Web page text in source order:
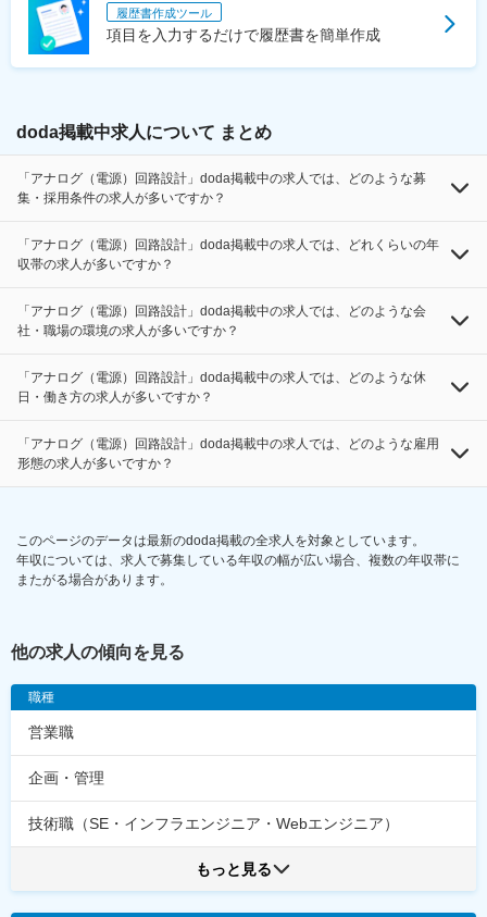
履歴書作成ツール
項目を入力するだけで履歴書を簡単作成
doda掲載中求人について まとめ
「アナログ（電源）回路設計」doda掲載中の求人では、どのような募
集・採用条件の求人が多いですか？
「アナログ（電源）回路設計」doda掲載中の求人では、どれくらいの年
収帯の求人が多いですか？
「アナログ（電源）回路設計」doda掲載中の求人では、どのような会
社・職場の環境の求人が多いですか？
「アナログ（電源）回路設計」doda掲載中の求人では、どのような休
日・働き方の求人が多いですか？
「アナログ（電源）回路設計」doda掲載中の求人では、どのような雇用
形態の求人が多いですか？
このページのデータは最新のdoda掲載の全求人を対象としています。
年収については、求人で募集している年収の幅が広い場合、複数の年収帯に
またがる場合があります。
他の求人の傾向を見る
職種
営業職
企画・管理
技術職（SE・インフラエンジニア・Webエンジニア）
もっと見る